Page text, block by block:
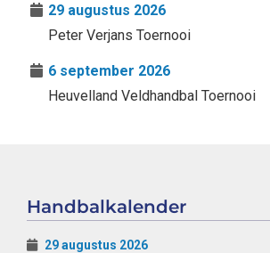
29 augustus 2026
Peter Verjans Toernooi
6 september 2026
Heuvelland Veldhandbal Toernooi
Handbalkalender
29 augustus 2026